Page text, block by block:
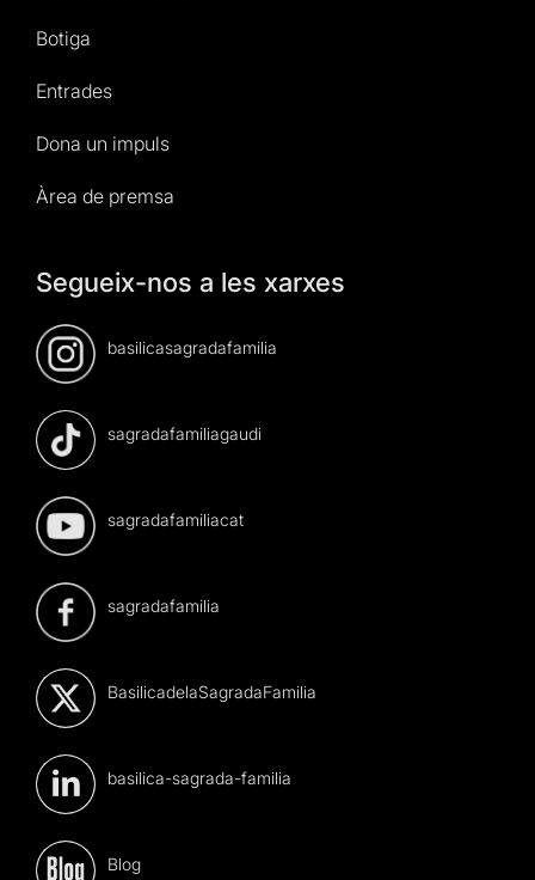
Botiga
Entrades
Dona un impuls
Àrea de premsa
Segueix-nos a les xarxes
basilicasagradafamilia
sagradafamiliagaudi
sagradafamiliacat
sagradafamilia
BasilicadelaSagradaFamilia
basilica-sagrada-familia
Blog